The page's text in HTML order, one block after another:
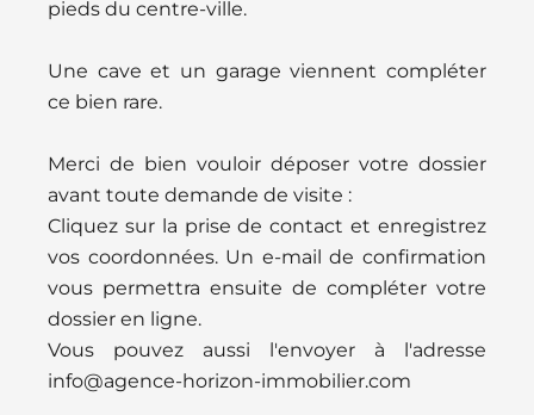
pieds du centre-ville.
Une cave et un garage viennent compléter
ce bien rare.
Merci de bien vouloir déposer votre dossier
avant toute demande de visite :
Cliquez sur la prise de contact et enregistrez
vos coordonnées. Un e-mail de confirmation
vous permettra ensuite de compléter votre
dossier en ligne.
Vous pouvez aussi l'envoyer à l'adresse
info@agence-horizon-immobilier.com